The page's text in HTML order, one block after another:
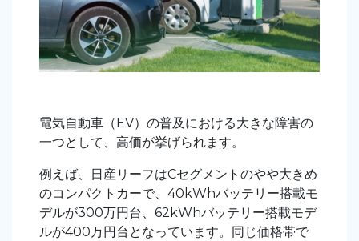
電気自動車（EV）の普及における大きな障害の
一つとして、高価が挙げられます。
例えば、日産リーフはCセグメントのやや大きめ
のコンパクトカーで、40kWhバッテリー搭載モ
デルが300万円台、62kWhバッテリー搭載モデ
ルが400万円台となっています。同じ価格帯で